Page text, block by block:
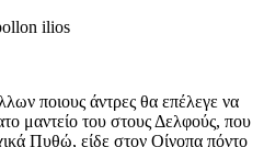
ποιους άντρες θα επέλεγε να
μαντείο του στους Δελφούς, που
Πυθώ, είδε στον Οίνοπα πόντο